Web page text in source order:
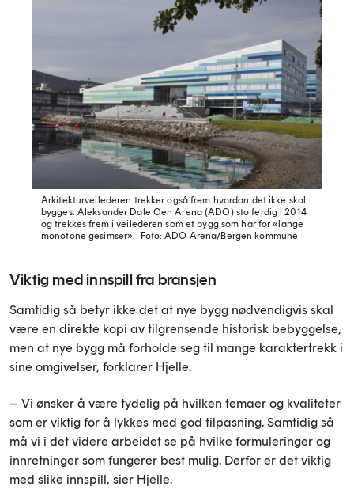
Arkitekturveilederen trekker også frem hvordan det ikke skal
bygges. Aleksander Dale Oen Arena (ADO) sto ferdig i 2014
og trekkes frem i veilederen som et bygg som har for «lange
monotone gesimser».
Foto: ADO Arena/Bergen kommune
Viktig med innspill fra bransjen
Samtidig så betyr ikke det at nye bygg nødvendigvis skal
være en direkte kopi av tilgrensende historisk bebyggelse,
men at nye bygg må forholde seg til mange karaktertrekk i
sine omgivelser, forklarer Hjelle.
– Vi ønsker å være tydelig på hvilken temaer og kvaliteter
som er viktig for å lykkes med god tilpasning. Samtidig så
må vi i det videre arbeidet se på hvilke formuleringer og
innretninger som fungerer best mulig. Derfor er det viktig
med slike innspill, sier Hjelle.